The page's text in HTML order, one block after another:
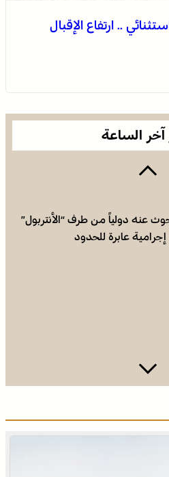
.. ارتفاع الإقبال
آخر الساعة
داخل عشة بمنطقة منابع
عنه دولياً من طرف “الأنتربول”
عابرة للحدود
.. ارتفاع الإقبال ينعش القطاع